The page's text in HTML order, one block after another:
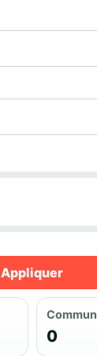
Appliquer
Commun
0